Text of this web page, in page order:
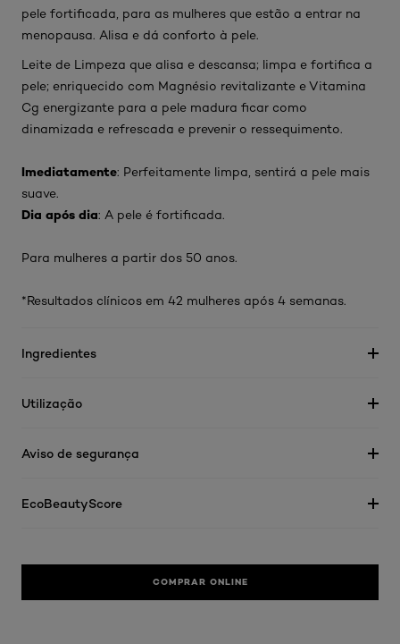
pele fortificada, para as mulheres que estão a entrar na
menopausa. Alisa e dá conforto à pele.
Leite de Limpeza que alisa e descansa; limpa e fortifica a
pele; enriquecido com Magnésio revitalizante e Vitamina
Cg energizante para a pele madura ficar como
dinamizada e refrescada e prevenir o ressequimento.
Imediatamente: Perfeitamente limpa, sentirá a pele mais
suave.
Dia após dia: A pele é fortificada.
Para mulheres a partir dos 50 anos.
*Resultados clínicos em 42 mulheres após 4 semanas.
Ingredientes
Utilização
Aviso de segurança
EcoBeautyScore
COMPRAR ONLINE